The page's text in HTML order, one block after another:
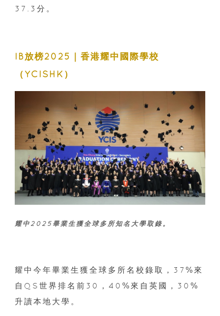
37.3分。
IB放榜2025｜香港耀中國際學校
（YCISHK）
耀中2025畢業生獲全球多所知名大學取錄。
耀中今年畢業生獲全球多所名校錄取，37%來
自QS世界排名前30，40%來自英國，30%
升讀本地大學。